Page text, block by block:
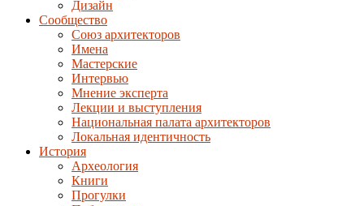
Дизайн
Сообщество
Союз архитекторов
Имена
Мастерские
Интервью
Мнение эксперта
Лекции и выступления
Национальная палата архитекторов
Локальная идентичность
История
Археология
Книги
Прогулки